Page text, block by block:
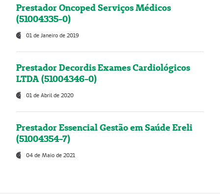
Prestador Oncoped Serviços Médicos
(51004335-0)
01 de Janeiro de 2019
Prestador Decordis Exames Cardiológicos
LTDA (51004346-0)
01 de Abril de 2020
Prestador Essencial Gestão em Saúde Ereli
(51004354-7)
04 de Maio de 2021